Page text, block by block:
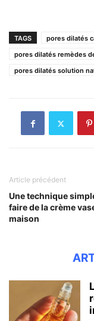
TAGS pores dilatés
pores dilatés remèdes
pores dilatés solution
Article précédent
Une technique
faire de la crème
maison